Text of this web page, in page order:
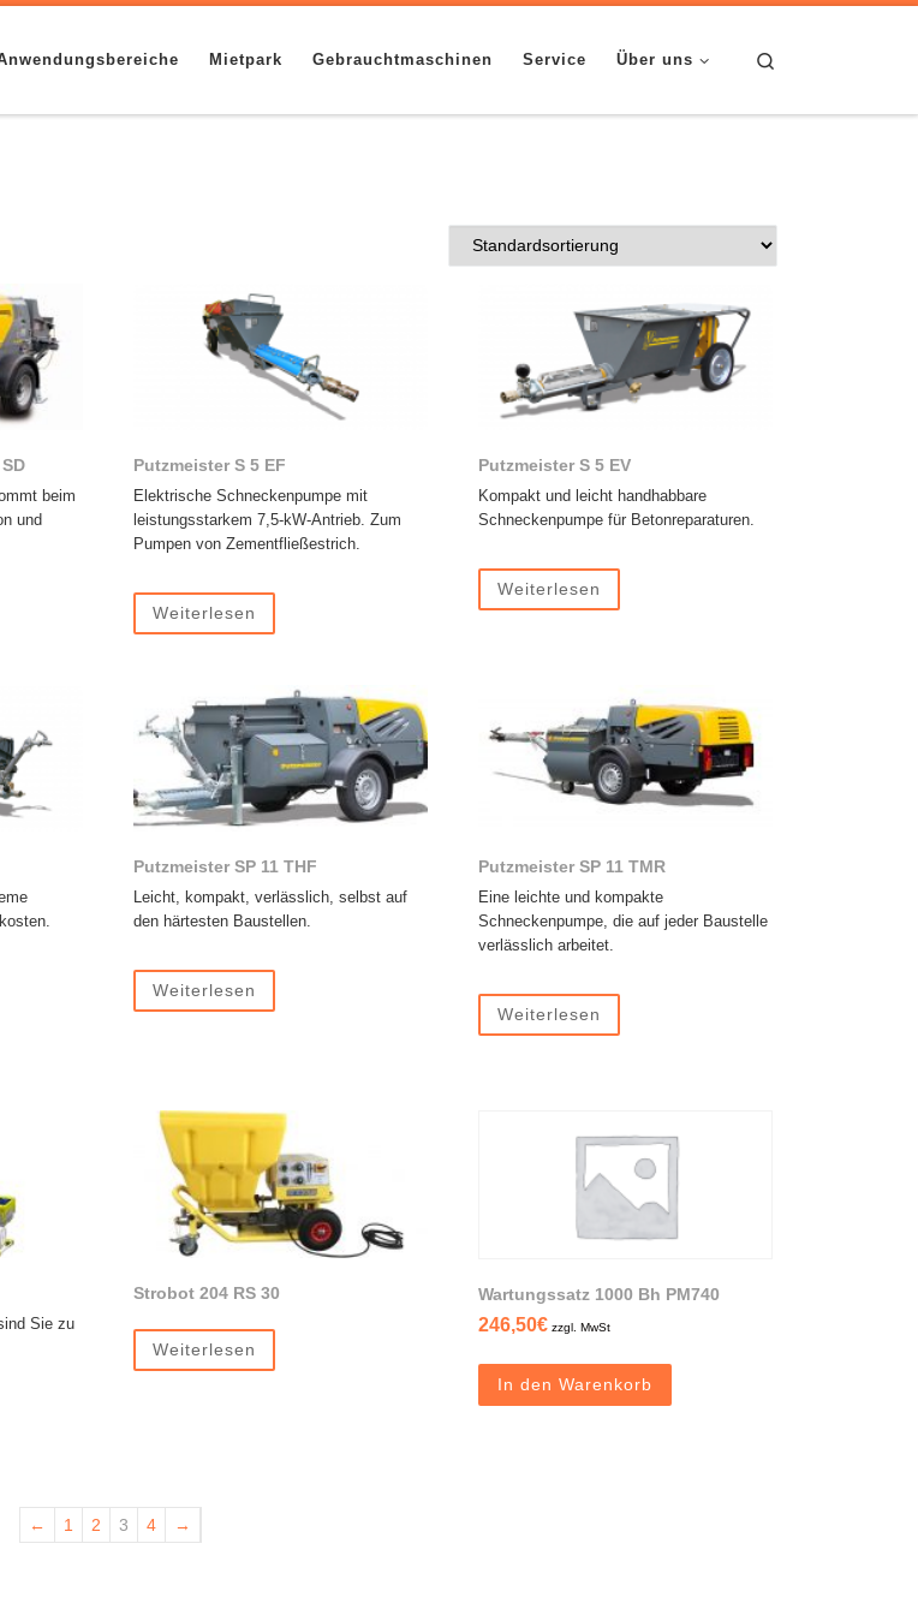
Mietpark Gebrauchtmaschinen Service Über uns
beim
und
Putzmeister S 5 EF
Elektrische Schneckenpumpe mit
leistungsstarkem 7,5-kW-Antrieb. Zum
Pumpen von Zementfließestrich.
Weiterlesen
Putzmeister S 5 EV
Kompakt und leicht handhabbare
Schneckenpumpe für Betonreparaturen.
Weiterlesen
Putzmeister SP 11 THF
Leicht, kompakt, verlässlich, selbst auf
den härtesten Baustellen.
Weiterlesen
Putzmeister SP 11 TMR
Eine leichte und kompakte
Schneckenpumpe, die auf jeder Baustelle
verlässlich arbeitet.
Weiterlesen
Sie zu
Strobot 204 RS 30
Weiterlesen
Wartungssatz 1000 Bh PM740
246,50€ zzgl. MwSt
In den Warenkorb
← 1 2 3 4 →